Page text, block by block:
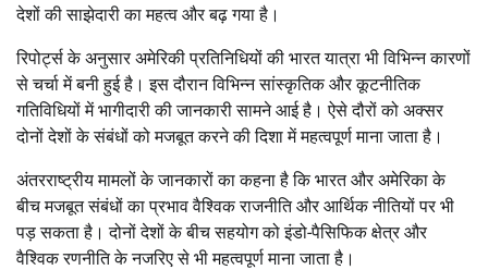
देशों की साझेदारी का महत्व और बढ़ गया है।
रिपोर्ट्स के अनुसार अमेरिकी प्रतिनिधियों की भारत यात्रा भी विभिन्न कारणों
से चर्चा में बनी हुई है। इस दौरान विभिन्न सांस्कृतिक और कूटनीतिक
गतिविधियों में भागीदारी की जानकारी सामने आई है। ऐसे दौरों को अक्सर
दोनों देशों के संबंधों को मजबूत करने की दिशा में महत्वपूर्ण माना जाता है।
अंतरराष्ट्रीय मामलों के जानकारों का कहना है कि भारत और अमेरिका के
बीच मजबूत संबंधों का प्रभाव वैश्विक राजनीति और आर्थिक नीतियों पर भी
पड़ सकता है। दोनों देशों के बीच सहयोग को इंडो-पैसिफिक क्षेत्र और
वैश्विक रणनीति के नजरिए से भी महत्वपूर्ण माना जाता है।